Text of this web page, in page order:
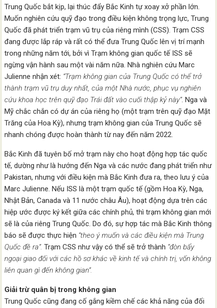
Trung Quốc bắt kịp, lại thúc đẩy Bắc Kinh tự xoay xở phần lớn.
Muốn nghiên cứu quỹ đạo trong điều kiện không trọng lực, Trung
Quốc đã phát triển trạm vũ trụ của riêng mình (CSS). Trạm CSS
đang được lắp ráp và rất có thể đưa Trung Quốc lên vị trí mạnh
trong những năm tới, bởi vì Trạm không gian quốc tế ISS sẽ
ngừng vận hành sau một vài năm nữa. Nhà nghiên cứu Marc
Julienne nhận xét: “Trạm không gian của Trung Quốc có thể trở
thành trạm vũ trụ duy nhất, của một Nhà nước, phục vụ nghiên
cứu khoa học trên quỹ đạo Trái đất vào cuối thập kỷ này”. Nga và
Mỹ chắc chắn có dự án của riêng họ (một trạm trên quỹ đạo Mặt
Trăng của Hoa Kỳ), nhưng trạm không gian của Trung Quốc sẽ
nhanh chóng được hoàn thành từ nay đến năm 2022.
Bắc Kinh đã tuyên bố mở trạm này cho hoạt động hợp tác quốc
tế, dường như là hướng đến Nga và các nước đang phát triển như
Pakistan, nhưng với điều kiện mà Bắc Kinh đưa ra, theo lưu ý của
Marc Julienne. Nếu ISS là một trạm quốc tế (gồm Hoa Kỳ, Nga,
Nhật Bản, Canada và 11 nước châu Âu), hoạt động dựa trên các
hiệp ước được ký kết giữa các chính phủ, thì trạm không gian mới
sẽ là của riêng Trung Quốc. Do đó, sự hợp tác mà Bắc Kinh thông
báo sẽ được thực hiện “theo ý muốn và các điều kiện mà Trung
Quốc đề ra”. Trạm CSS như vậy có thể sẽ trở thành “đòn bẩy
ngoại giao đối với các hồ sơ khác về kinh tế và chính trị, vốn không
liên quan gì đến không gian”.
Giải trừ quân bị trong không gian
Trung Quốc cũng đang cố gắng kiềm chế các khả năng của đối